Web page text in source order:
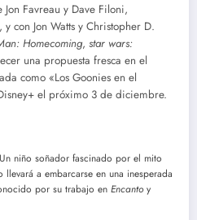
Favreau y Dave Filoni,
, y con Jon Watts y Christopher D.
Homecoming, star wars:
una propuesta fresca en el
como «Los Goonies en el
el próximo 3 de diciembre.
Un niño soñador fascinado por el mito
a embarcarse en una inesperada
por su trabajo en Encantoy